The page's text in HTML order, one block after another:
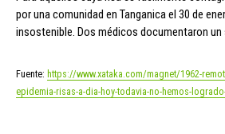
por una comunidad en Tanganica el 30 de
insostenible. Dos médicos documentaron
Fuente: https://www.xataka.com/magnet/1962-
epidemia-risas-a-dia-hoy-todavia-no-hemos-